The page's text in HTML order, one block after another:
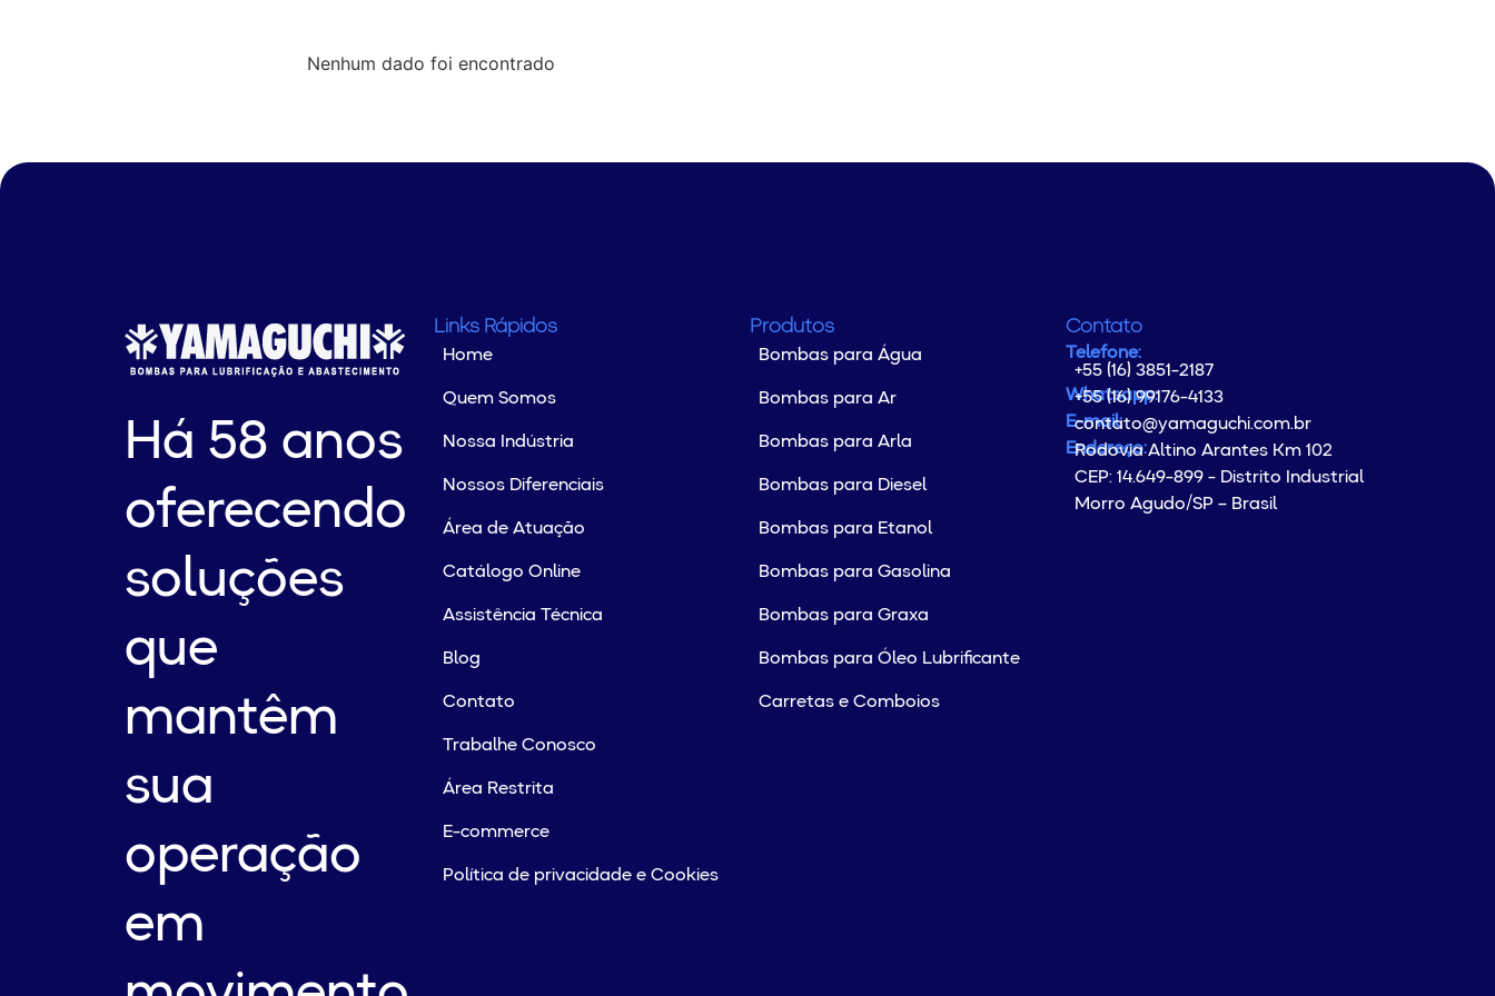
Nenhum dado foi encontrado
Há 58 anos
oferecendo
soluções
que
mantêm
sua
operação
em
Links Rápidos
Home
Quem Somos
Nossa Indústria
Nossos Diferenciais
Área de Atuação
Catálogo Online
Assistência Técnica
Blog
Contato
Trabalhe Conosco
Área Restrita
E-commerce
Política de privacidade e Cookies
Produtos
Bombas para Água
Bombas para Ar
Bombas para Arla
Bombas para Diesel
Bombas para Etanol
Bombas para Gasolina
Bombas para Graxa
Bombas para Óleo Lubrificante
Carretas e Comboios
Contato
Telefone:
+55 (16) 3851-2187
Whatsapp:
+55 (16) 99176-4133
E-mail:
contato@yamaguchi.com.br
Endereço:
Rodovia Altino Arantes Km 102
CEP: 14.649-899 - Distrito Industrial
Morro Agudo/SP – Brasil